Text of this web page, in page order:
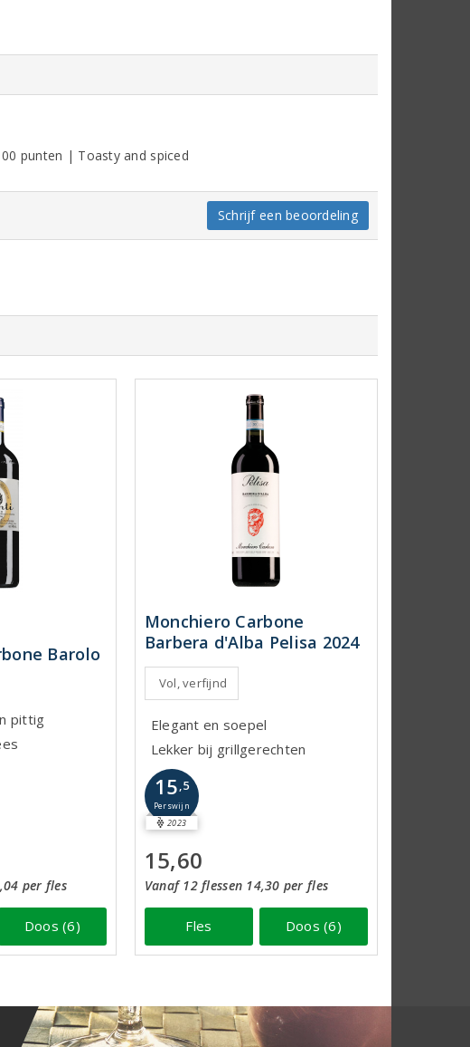
punten | Toasty and spiced
Schrijf een beoordeling
Barolo
pittig
per fles
Doos (6)
Monchiero Carbone
Barbera d'Alba Pelisa 2024
Vol, verfijnd
Elegant en soepel
Lekker bij grillgerechten
15,5
Perswijn
2023
15,60
Vanaf 12 flessen 14,30 per fles
Fles Doos (6)